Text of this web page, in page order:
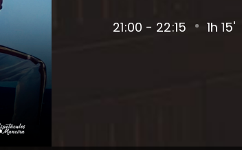
21 00 - 22 15 1h 15'